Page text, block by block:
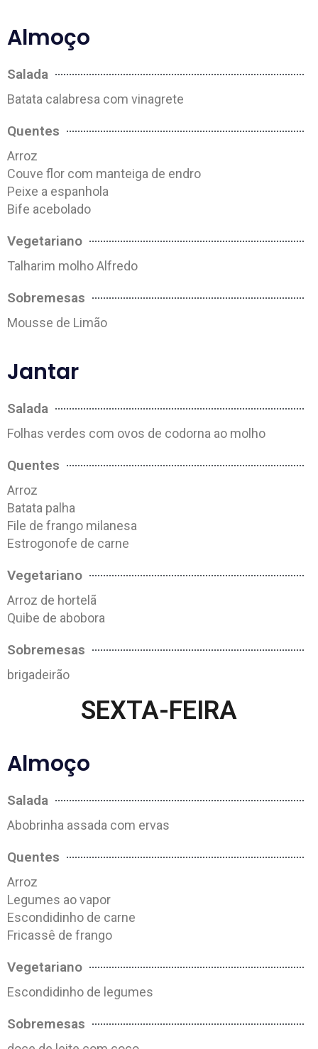
Almoço
Salada
Batata calabresa com vinagrete
Quentes
Arroz
Couve flor com manteiga de endro
Peixe a espanhola
Bife acebolado
Vegetariano
Talharim molho Alfredo
Sobremesas
Mousse de Limão
Jantar
Salada
Folhas verdes com ovos de codorna ao molho
Quentes
Arroz
Batata palha
File de frango milanesa
Estrogonofe de carne
Vegetariano
Arroz de hortelã
Quibe de abobora
Sobremesas
brigadeirão
SEXTA-FEIRA
Almoço
Salada
Abobrinha assada com ervas
Quentes
Arroz
Legumes ao vapor
Escondidinho de carne
Fricassê de frango
Vegetariano
Escondidinho de legumes
Sobremesas